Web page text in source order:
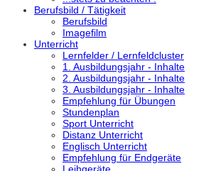
Berufsbild / Tätigkeit
Berufsbild
Imagefilm
Unterricht
Lernfelder / Lernfeldcluster
1. Ausbildungsjahr - Inhalte
2. Ausbildungsjahr - Inhalte
3. Ausbildungsjahr - Inhalte
Empfehlung für Übungen
Stundenplan
Sport Unterricht
Distanz Unterricht
Englisch Unterricht
Empfehlung für Endgeräte
Leihgeräte